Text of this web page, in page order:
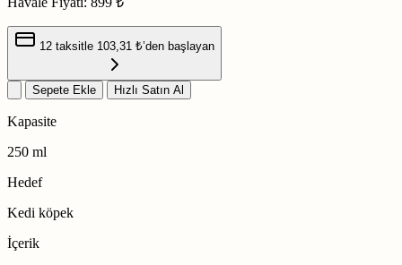
12 taksitle 103,31 ₺’den başlayan
Sepete Ekle Hızlı Satın Al
Kapasite
250 ml
Hedef
Kedi köpek
İçerik